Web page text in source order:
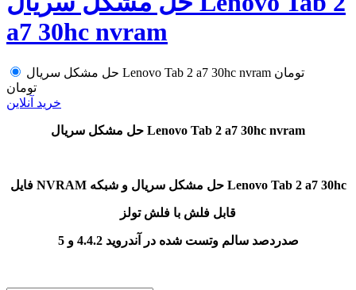
a7 30hc nvram
حل مشکل سریال Lenovo Tab 2 a7 30hc nvram تومان
تومان
خرید آنلاین
حل مشکل سریال Lenovo Tab 2 a7 30hc nvram
فایل NVRAM حل مشکل سریال و شبکه Lenovo Tab 2 a7 30hc
قابل فلش با فلش تولز
صدردصد سالم وتست شده در آندروید 4.4.2 و 5